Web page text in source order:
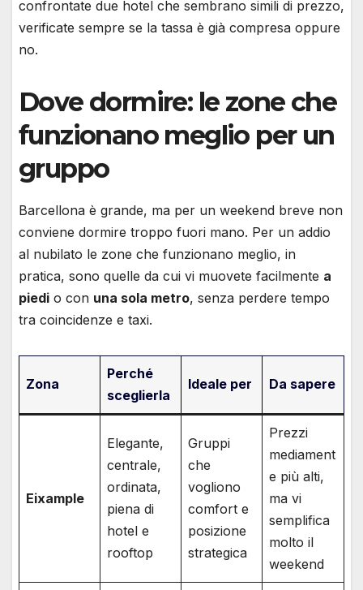
confrontate due hotel che sembrano simili di prezzo,
verificate sempre se la tassa è già compresa oppure
no.
Dove dormire: le zone che
funzionano meglio per un
gruppo
Barcellona è grande, ma per un weekend breve non
conviene dormire troppo fuori mano. Per un addio
al nubilato le zone che funzionano meglio, in
pratica, sono quelle da cui vi muovete facilmente a
piedi o con una sola metro, senza perdere tempo
tra coincidenze e taxi.
Zona
Perché
sceglierla
Ideale per Da sapere
Eixample
Elegante,
centrale,
ordinata,
piena di
hotel e
rooftop
Gruppi
che
vogliono
comfort e
posizione
strategica
Prezzi
mediament
e più alti,
ma vi
semplifica
molto il
weekend